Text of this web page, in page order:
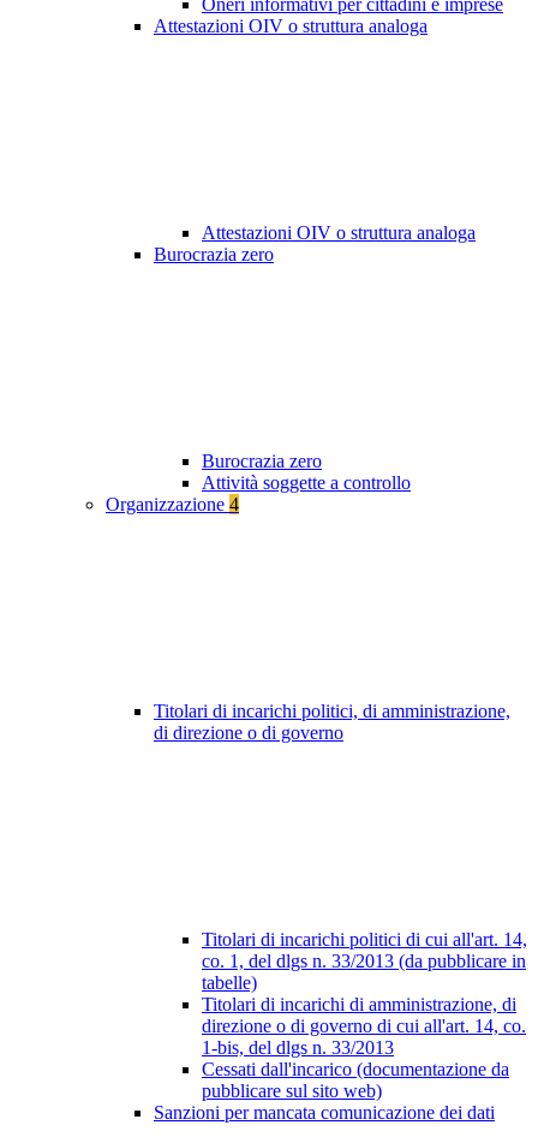
Oneri informativi per cittadini e imprese
Attestazioni OIV o struttura analoga
Attestazioni OIV o struttura analoga
Burocrazia zero
Burocrazia zero
Attività soggette a controllo
Organizzazione 4
Titolari di incarichi politici, di amministrazione,
di direzione o di governo
Titolari di incarichi politici di cui all'art. 14,
co. 1, del dlgs n. 33/2013 (da pubblicare in
tabelle)
Titolari di incarichi di amministrazione, di
direzione o di governo di cui all'art. 14, co.
1-bis, del dlgs n. 33/2013
Cessati dall'incarico (documentazione da
pubblicare sul sito web)
Sanzioni per mancata comunicazione dei dati